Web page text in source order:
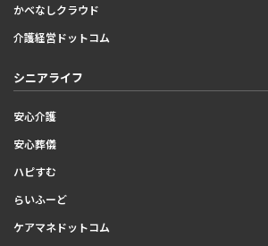
かべなしクラウド
介護経営ドットコム
シニアライフ
安心介護
安心葬儀
ハピすむ
らいふーど
ケアマネドットコム